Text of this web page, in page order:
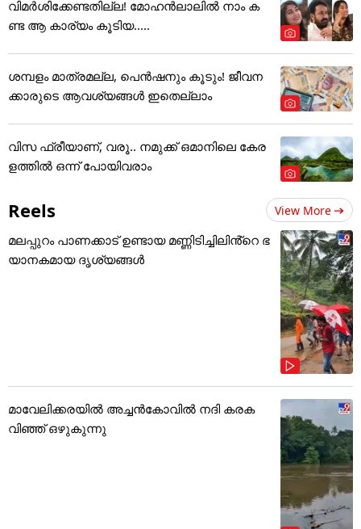
വിമർശിക്കേണ്ടതില്ല! മോഹൻലാലിൽ നാം ക
ണ്ട ആ കാര്യം കൂടിയ.....
ശമ്പളം മാത്രമല്ല, പെൻഷനും കൂടും! ജീവന
ക്കാരുടെ ആവശ്യങ്ങൾ ഇതെല്ലാം
വിസ ഫ്രീയാണ്, വരൂ.. നമുക്ക് ഒമാനിലെ കേര
ളത്തിൽ ഒന്ന് പോയിവരാം
Reels View More
മലപ്പുറം പാണക്കാട് ഉണ്ടായ മണ്ണിടിച്ചിലിൻ്റെ ഭ
യാനകമായ ദൃശ്യങ്ങൾ
മാവേലിക്കരയിൽ അച്ചൻകോവിൽ നദി കരക
വിഞ്ഞ് ഒഴുകുന്നു